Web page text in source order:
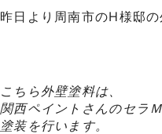
昨日より周南市のH様邸
こちら外壁塗料は、
関西ペイントさんのセラ
塗装を行います。